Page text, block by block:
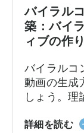
の
広
告
ク
リ
エ
イ
ィ
バイラル
築：バイ
ィブの作
バイラルコ
動画の生成
しょう。理
やし、バイ
詳細を読む